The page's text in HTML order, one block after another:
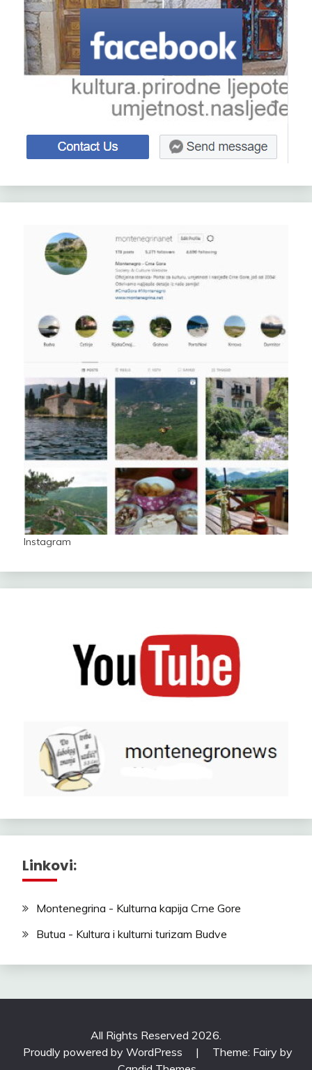
Instagram
Linkovi:
Montenegrina - Kulturna kapija Crne Gore
Butua - Kultura i kulturni turizam Budve
All Rights Reserved 2026.
Proudly powered by WordPress
|
Theme: Fairy by